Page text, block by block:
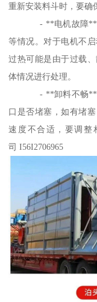
重新安装料斗时，要确
- **电机故障**：
等情况。对于电机不
过热可能是由于过载
体情况进行处理。
- **卸料不畅**：
口是否堵塞，如有堵
速度不合适，要调整
司 I56I2706965